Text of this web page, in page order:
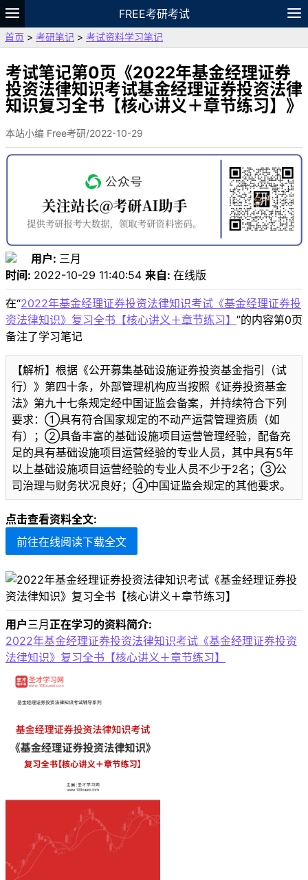
FREE考研考试
题库
故事 专题 APP
VIP
资料
首页 > 考研笔记 > 考试资料学习笔记
考试笔记第0页《2022年基金经理证券
投资法律知识考试基金经理证券投资法律
知识复习全书【核心讲义＋章节练习】》
本站小编 Free考研/2022-10-29
用户: 三月
时间: 2022-10-29 11:40:54 来自: 在线版
在“2022年基金经理证券投资法律知识考试《基金经理证券投
资法律知识》复习全书【核心讲义＋章节练习】 ”的内容第0页
备注了学习笔记
【解析】根据《公开募集基础设施证券投资基金指引（试
行）》第四十条，外部管理机构应当按照《证券投资基金
法》第九十七条规定经中国证监会备案，并持续符合下列
要求：①具有符合国家规定的不动产运营管理资质（如
有）；②具备丰富的基础设施项目运营管理经验，配备充
足的具有基础设施项目运营经验的专业人员，其中具有5年
以上基础设施项目运营经验的专业人员不少于2名；③公
司治理与财务状况良好；④中国证监会规定的其他要求。
点击查看资料全文:
前往在线阅读下载全文
用户三月 正在学习的资料简介:
2022年基金经理证券投资法律知识考试《基金经理证券投资
法律知识》复习全书【核心讲义＋章节练习】